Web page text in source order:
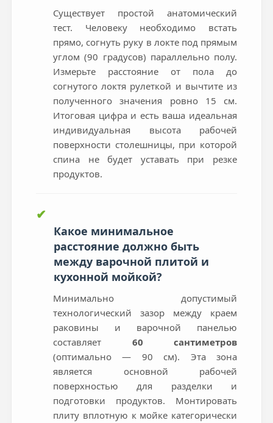
Существует простой анатомический
тест. Человеку необходимо встать
прямо, согнуть руку в локте под прямым
углом (90 градусов) параллельно полу.
Измерьте расстояние от пола до
согнутого локтя рулеткой и вычтите из
полученного значения ровно 15 см.
Итоговая цифра и есть ваша идеальная
индивидуальная высота рабочей
поверхности столешницы, при которой
спина не будет уставать при резке
продуктов.
✔
Какое минимальное
расстояние должно быть
между варочной плитой и
кухонной мойкой?
Минимально допустимый
технологический зазор между краем
раковины и варочной панелью
составляет 60 сантиметров
(оптимально — 90 см). Эта зона
является основной рабочей
поверхностью для разделки и
подготовки продуктов. Монтировать
плиту вплотную к мойке категорически